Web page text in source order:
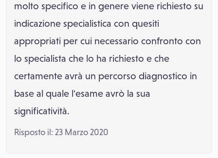
molto specifico e in genere viene richiesto su
indicazione specialistica con quesiti
appropriati per cui necessario confronto con
lo specialista che lo ha richiesto e che
certamente avrà un percorso diagnostico in
base al quale l'esame avrò la sua
significatività.
Risposto il: 23 Marzo 2020